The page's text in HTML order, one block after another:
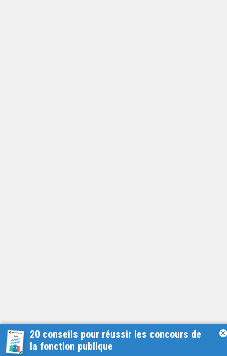
20 conseils pour réussir les concours de
la fonction publique
×